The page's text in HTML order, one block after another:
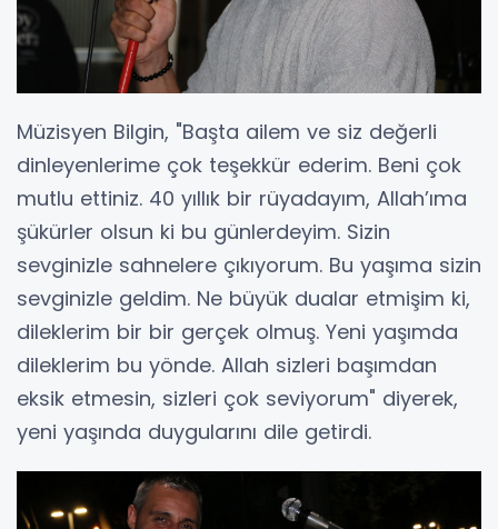
Müzisyen Bilgin, "Başta ailem ve siz değerli
dinleyenlerime çok teşekkür ederim. Beni çok
mutlu ettiniz. 40 yıllık bir rüyadayım, Allah’ıma
şükürler olsun ki bu günlerdeyim. Sizin
sevginizle sahnelere çıkıyorum. Bu yaşıma sizin
sevginizle geldim. Ne büyük dualar etmişim ki,
dileklerim bir bir gerçek olmuş. Yeni yaşımda
dileklerim bu yönde. Allah sizleri başımdan
eksik etmesin, sizleri çok seviyorum" diyerek,
yeni yaşında duygularını dile getirdi.